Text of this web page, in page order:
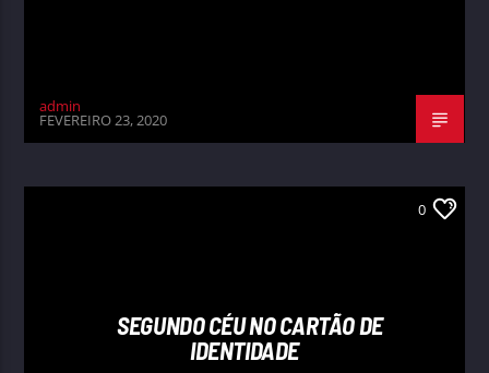
admin
FEVEREIRO 23, 2020
0
SEGUNDO CÉU NO CARTÃO DE
IDENTIDADE